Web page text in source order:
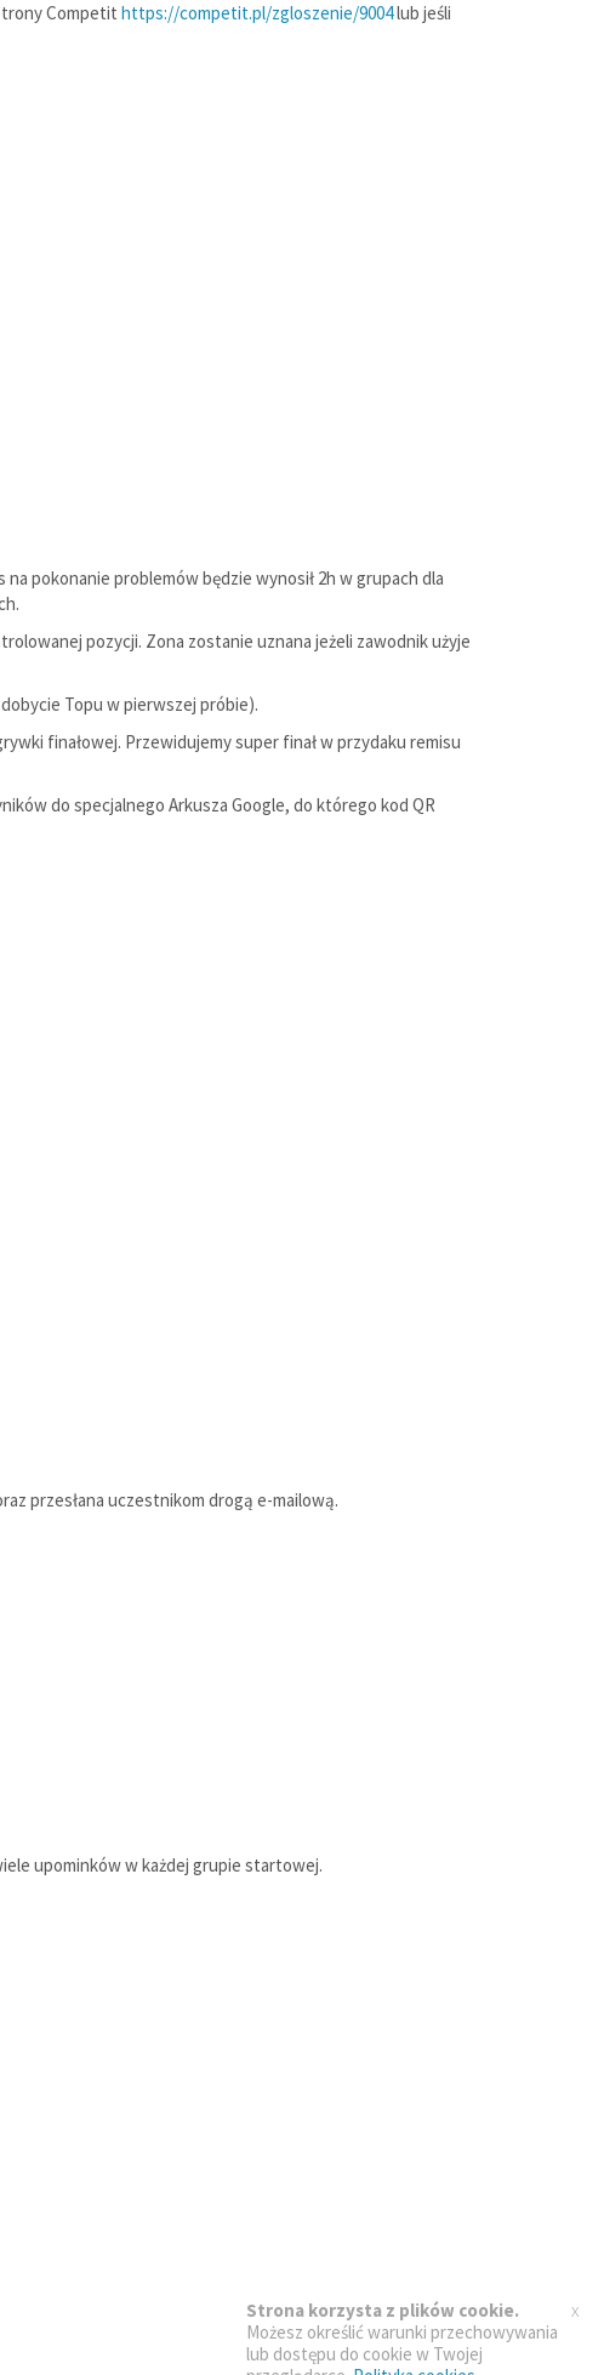
Competit https://competit.pl/zgloszenie/9004lub jeśli
pokonanie problemów będzie wynosił 2h w grupach dla
pozycji. Zona zostanie uznana jeżeli zawodnik użyje
Topu w pierwszej próbie).
finałowej. Przewidujemy super finał w przydaku remisu
do specjalnego Arkusza Google, do którego kod QR
przesłana uczestnikom drogą e-mailową.
upominków w każdej grupie startowej.
Strona korzysta z plików cookie.
Możesz określić warunki przechowywania
lub dostępu do cookie w Twojej
x